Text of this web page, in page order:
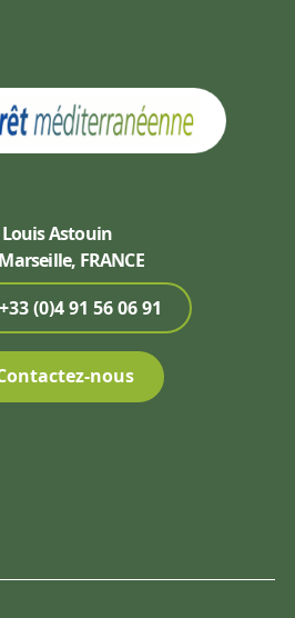
Louis Astouin
FRANCE
(0)4 91 56 06 91
nous